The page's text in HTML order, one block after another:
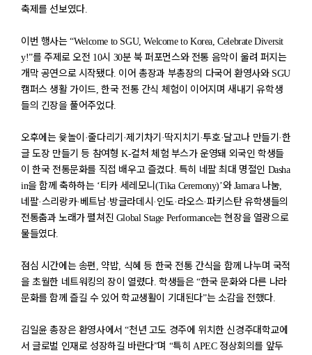
축제를 선보였다.
이번 행사는“Welcome to SGU, Welcome to Korea, Celebrate Diversit
y!”를 주제로 오전 10시 30분 북 퍼포먼스와 전통 음악이 울려 퍼지는
개막 공연으로 시작됐다. 이어 총장과 부총장의 다국어 환영사와 SGU
캠퍼스 생활 가이드,한국 전통 간식 체험이 이어지며 새내기 유학생
들의 긴장을 풀어주었다.
오후에는 윷놀이 ·줄다리기 ·제기차기 ·딱지치기 ·투호·달고나 만들기·한
글 도장 만들기 등 참여형 K-컬처 체험 부스가 운영돼 외국인 학생들
이 한국 전통문화를 직접 배우고 즐겼다. 특히 네팔 최대 명절인 Dasha
in을 함께 축하하는 ‘티카 세레모니(Tika Ceremony)’와 Jamara 나눔,
네팔·스리랑카· 베트남·방글라데시· 인도· 라오스·파키스탄 유학생들의
전통춤과 노래가 펼쳐진 Global Stage Performance는 현장을 열광으로
물들였다.
점심 시간에는 송편 , 약밥, 식혜 등 한국 전통 간식을 함께 나누며 국적
을 초월한 네트워킹의 장이 열렸다.학생들은“한국 문화와 다른 나라
문화를 함께 즐길 수 있어 학교생활이 기대된다”는 소감을 전했다.
김일윤 총장은 환영사에서“천년 고도 경주에 위치한 신경주대학교에
서 글로벌 인재로 성장하길 바란다”며 “특히APEC 정상회의를 앞두